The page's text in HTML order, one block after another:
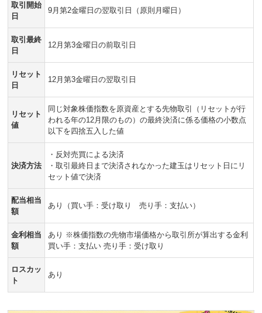
取引開始
日
9月第2金曜日の翌取引日（原則月曜日）
取引最終
日
12月第3金曜日の前取引日
リセット
日
12月第3金曜日の翌取引日
リセット
値
同じ対象株価指数を原資産とする先物取引（リセットが行
われる年の12月限のもの）の最終決済に係る価格の小数点
以下を四捨五入した値
決済方法
・反対売買による決済
・取引最終日まで決済されなかった建玉はリセット日にリ
セット値で決済
配当相当
額
あり（買い手：受け取り 売り手：支払い）
金利相当
額
あり ※株価指数の先物市場価格から取引所が算出する金利
買い手：支払い 売り手：受け取り
ロスカッ
ト
あり